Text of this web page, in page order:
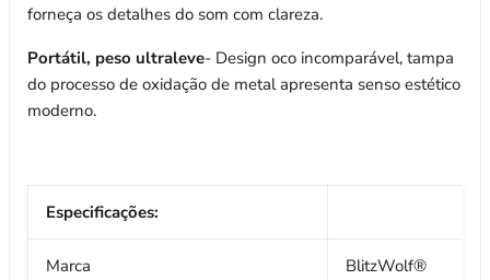
forneça os detalhes do som com clareza.
Portátil, peso ultraleve- Design oco incomparável, tampa
do processo de oxidação de metal apresenta senso estético
moderno.
Especificações:
Marca BlitzWolf®